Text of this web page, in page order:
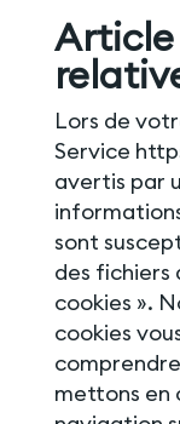
Article
Lors de
Service
avertis par
sont
des fichiers
cookies ».
cookies
mettons